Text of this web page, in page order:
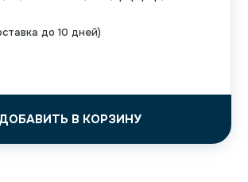
до 10 дней)
ДОБАВИТЬ В КОРЗИНУ